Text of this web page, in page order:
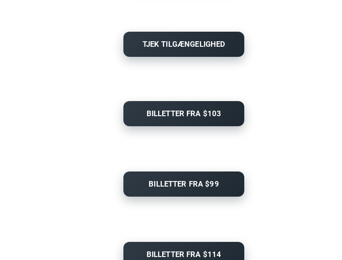
TJEK TILGÆNGELIGHED
BILLETTER FRA $103
BILLETTER FRA $99
BILLETTER FRA $114